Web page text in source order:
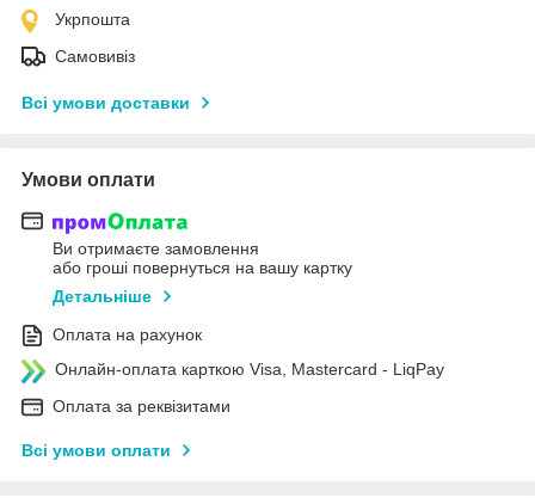
Укрпошта
Самовивіз
Всі умови доставки
Умови оплати
Ви отримаєте замовлення
або гроші повернуться на вашу картку
Детальніше
Оплата на рахунок
Онлайн-оплата карткою Visa, Mastercard - LiqPay
Оплата за реквізитами
Всі умови оплати